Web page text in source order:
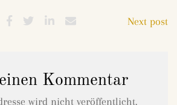
Next post
Kommentar
wird nicht veröffentlicht.